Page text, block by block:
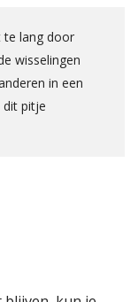
te lang door
wisselingen
in een
dit pitje